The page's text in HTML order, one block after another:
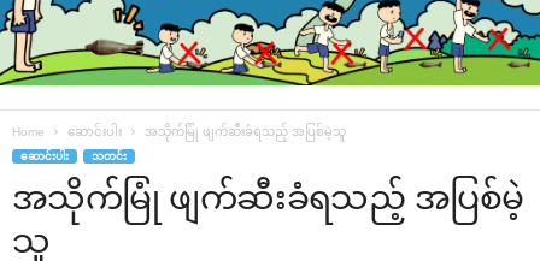
Home ဆောင်းပါး အသိုက်မြုံ ဖျက်ဆီးခံရသည့် အပြစ်မဲ့သူ
ဆောင်းပါး သတင်း
အသိုက်မြုံ ဖျက်ဆီးခံရသည့် အပြစ်မဲ့
သူ